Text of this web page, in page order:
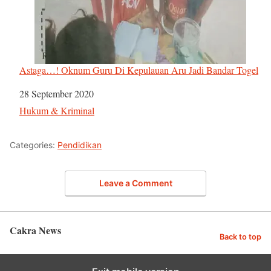
Astaga…! Oknum Guru Di Kepulauan Aru Jadi Bandar Togel
Tanggal
28 September 2020
Sehubungan dengan
Hukum & Kriminal
Categories: Pendidikan
Leave a Comment
Cakra News Back to top